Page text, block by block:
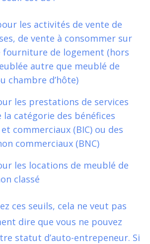
les activités de vente de
de vente à consommer sur
fourniture de logement (hors
autre que meublé de
chambre d’hôte)
les prestations de services
la catégorie des bénéfices
commerciaux (BIC) ou des
commerciaux (BNC)
les locations de meublé de
classé
ces seuils, cela ne veut pas
dire que vous ne pouvez
statut d’auto-entrepeneur. Si